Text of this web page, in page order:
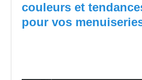
couleurs et
pour vos